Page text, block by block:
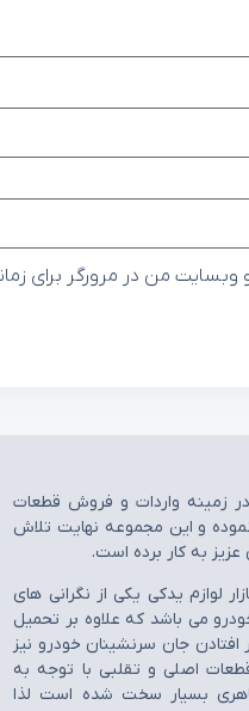
و وبسایت من در مرورگر برای
فروشگاه هيرکان از سال 1395 در زمينه واردات و فروش قطعات
و اين مجموعه نهايت تلاش
به کار برده است.
لوازم يدکي يکي از نگراني هاي
مي باشد که علاوه بر تحميل
جان سرنشينان خودرو نيز
اصلي و تقلبي با توجه به
بسيار سخت شده است لذا